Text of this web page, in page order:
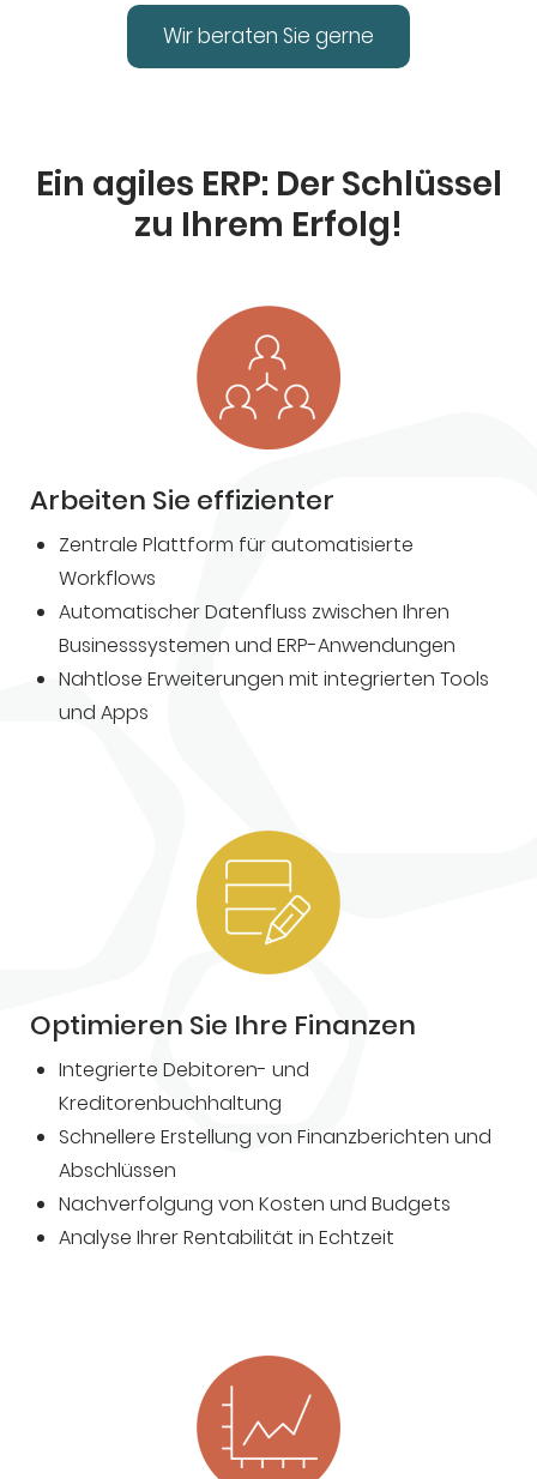
Wir beraten Sie gerne
Ein agiles ERP: Der Schlüssel
zu Ihrem Erfolg!
Arbeiten Sie effizienter
Zentrale Plattform für automatisierte
Workflows
Automatischer Datenfluss zwischen Ihren
Businesssystemen und ERP-Anwendungen
Nahtlose Erweiterungen mit integrierten Tools
und Apps
Optimieren Sie Ihre Finanzen
Integrierte Debitoren- und
Kreditorenbuchhaltung
Schnellere Erstellung von Finanzberichten und
Abschlüssen
Nachverfolgung von Kosten und Budgets
Analyse Ihrer Rentabilität in Echtzeit